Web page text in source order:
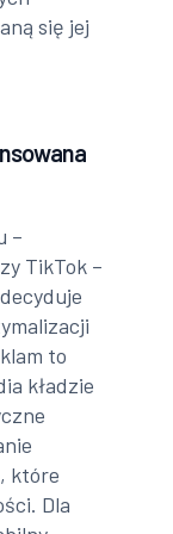
się jej
–
TikTok –
to
kładzie
które
Dla